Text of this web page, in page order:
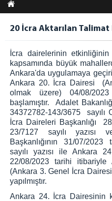
ADLİYEMİZ
MEDYA İLETİŞİM BÜROSU
BASIN DUYURULARI
ÇALIŞMA YÖNERGESİ
FAALİYET RAPORU
CEZA İNFAZ KURUMLARI
MAHKEMELER
C. BAŞSAVCILIĞI
CUMHURİYET BAŞSAVCISI
KOMİSYON
İCRA DAİRELERİ BŞK.
İCRA DAİRELERİ BAŞKANLIĞI
İCRA DAİRELERİ IBAN
20 İcra Aktarılan Talimat
İcra dairelerinin etkinliğinin
kapsamında büyük
Ankara'da uygulamaya
Ankara 20. İcra Dairesi
olmak üzere) 04/08/
başlamıştır. Adalet
34372782-143/3675 sayılı
İcra Daireleri Başkanlığı
23/7127 sayılı yazısı
Başkanlığının 31/07/
sayılı yazısı ile Ankara
22/08/2023 tarihi
(Ankara 3. Genel İcra
yapılmıştır.
Ankara 24. İcra Dairesinin